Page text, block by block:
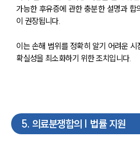
가능한 후유증에 관한 충분한 설명과 합
이 권장됩니다.
이는 손해 범위를 정확히 알기 어려운
확실성을 최소화하기 위한 조치입니다.
5. 의료분쟁합의 | 법률 지원